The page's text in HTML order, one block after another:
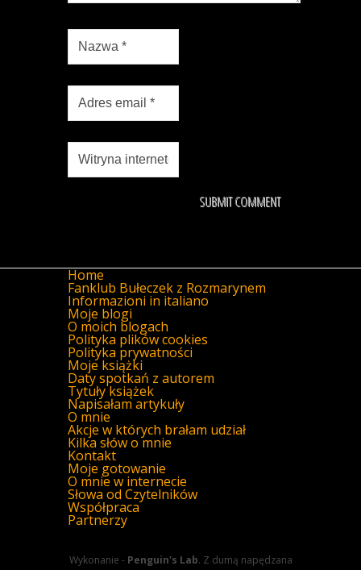
Home
Fanklub Bułeczek z Rozmarynem
Informazioni in italiano
Moje blogi
O moich blogach
Polityka plików cookies
Polityka prywatności
Moje książki
Daty spotkań z autorem
Tytuły książek
Napisałam artykuły
O mnie
Akcje w których brałam udział
Kilka słów o mnie
Kontakt
Moje gotowanie
O mnie w internecie
Słowa od Czytelników
Współpraca
Partnerzy
Wykonanie - Penguin's Lab. Z dumą napędzana